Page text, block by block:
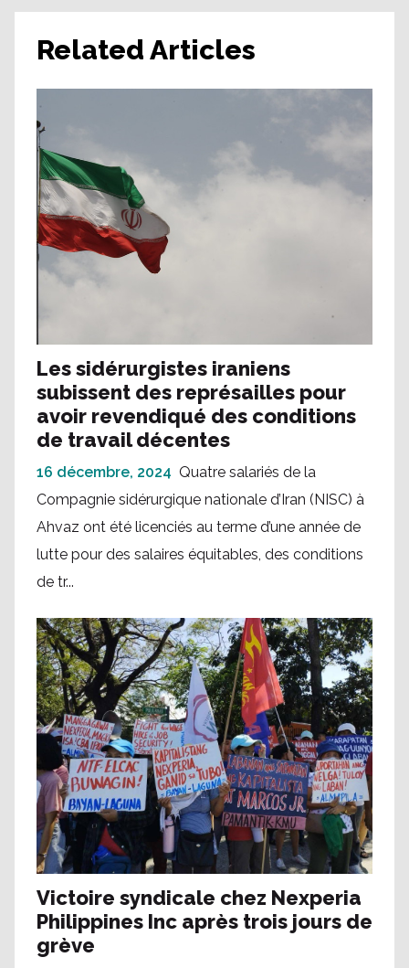
Related Articles
Les sidérurgistes iraniens
subissent des représailles pour
avoir revendiqué des conditions
de travail décentes
16 décembre, 2024 Quatre salariés de la
Compagnie sidérurgique nationale d’Iran (NISC) à
Ahvaz ont été licenciés au terme d’une année de
lutte pour des salaires équitables, des conditions
de tr...
Victoire syndicale chez Nexperia
Philippines Inc après trois jours de
grève